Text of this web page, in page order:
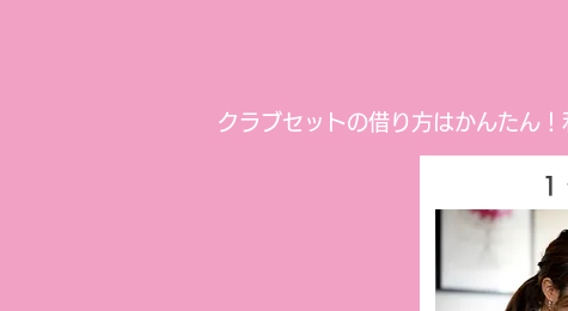
クラブセットの借り方はかんたん
1